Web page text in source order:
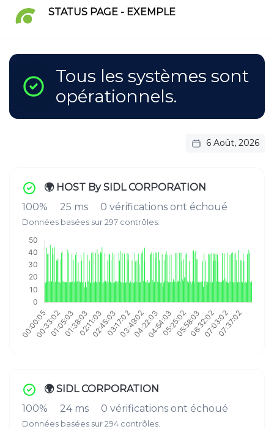
STATUS PAGE - EXEMPLE
Tous les systèmes sont
opérationnels.
6 Août, 2026
🌍 HOST By SIDL CORPORATION
100%
25 ms 0 vérifications ont échoué
Données basées sur 297 contrôles.
🌍 SIDL CORPORATION
100%
24 ms 0 vérifications ont échoué
Données basées sur 294 contrôles.